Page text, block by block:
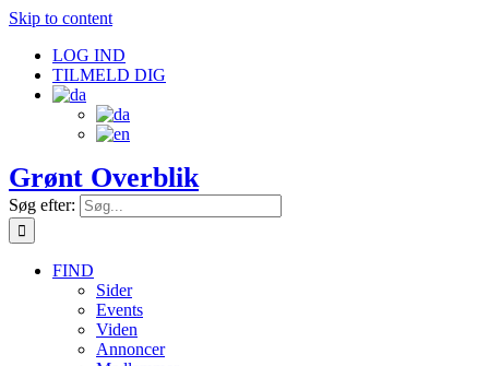
Skip to content
LOG IND
TILMELD DIG
Grønt Overblik
Søg efter:
FIND
Sider
Events
Viden
Annoncer